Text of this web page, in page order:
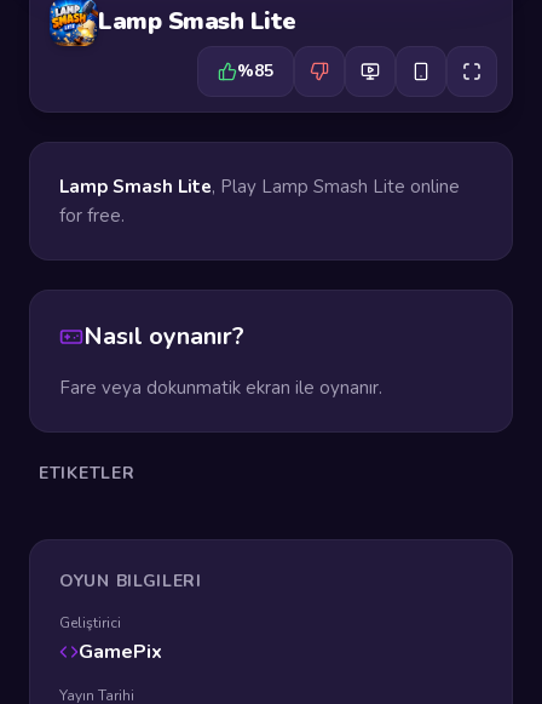
Lamp Smash Lite
%85
Lamp Smash Lite, Play Lamp Smash Lite online
for free.
Nasıl oynanır?
Fare veya dokunmatik ekran ile oynanır.
ETIKETLER
OYUN BILGILERI
Geliştirici
GamePix
Yayın Tarihi